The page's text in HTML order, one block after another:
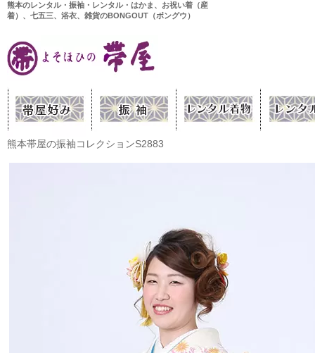
熊本のレンタル・振袖・レンタル・はかま、お祝い着（産
着）、七五三、浴衣、雑貨のBONGOUT（ボングウ）
熊本帯屋の振袖コレクションS2883